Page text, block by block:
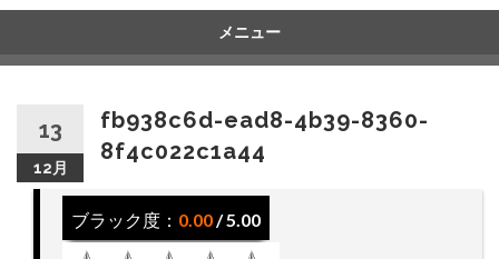
ス
ッ
メニュー
コ
13
12月
fb938c6d-ead8-4b39-8360-
8f4c022c1a44
ブラック度： 0.00/ 5.00